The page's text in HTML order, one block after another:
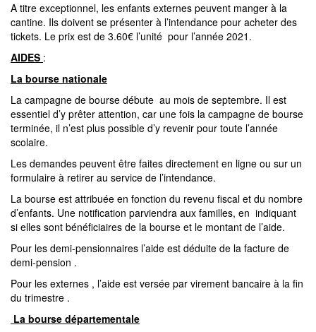
A titre exceptionnel, les enfants externes peuvent manger à la
cantine. Ils doivent se présenter à l’intendance pour acheter des
tickets. Le prix est de 3.60€ l’unité pour l’année 2021.
AIDES :
La bourse nationale
La campagne de bourse débute au mois de septembre. Il est
essentiel d’y prêter attention, car une fois la campagne de bourse
terminée, il n’est plus possible d’y revenir pour toute l’année
scolaire.
Les demandes peuvent être faites directement en ligne ou sur un
formulaire à retirer au service de l’intendance.
La bourse est attribuée en fonction du revenu fiscal et du nombre
d’enfants. Une notification parviendra aux familles, en indiquant
si elles sont bénéficiaires de la bourse et le montant de l’aide.
Pour les demi-pensionnaires l’aide est déduite de la facture de
demi-pension .
Pour les externes , l’aide est versée par virement bancaire à la fin
du trimestre .
La bourse départementale